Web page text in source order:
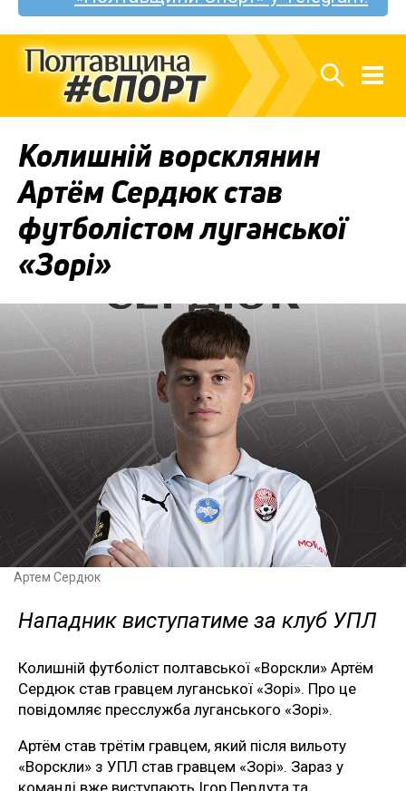
Колишній ворсклянин
Артём Сердюк став
футболістом луганської
«Зорі»
Артем Сердюк
Нападник виступатиме за клуб УПЛ
Колишній футболіст полтавської «Ворскли» Артём
Сердюк став гравцем луганської «Зорі». Про це
повідомляє пресслужба луганського «Зорі».
Артём став трётім гравцем, який після вильоту
«Ворскли» з УПЛ став гравцем «Зорі». Зараз у